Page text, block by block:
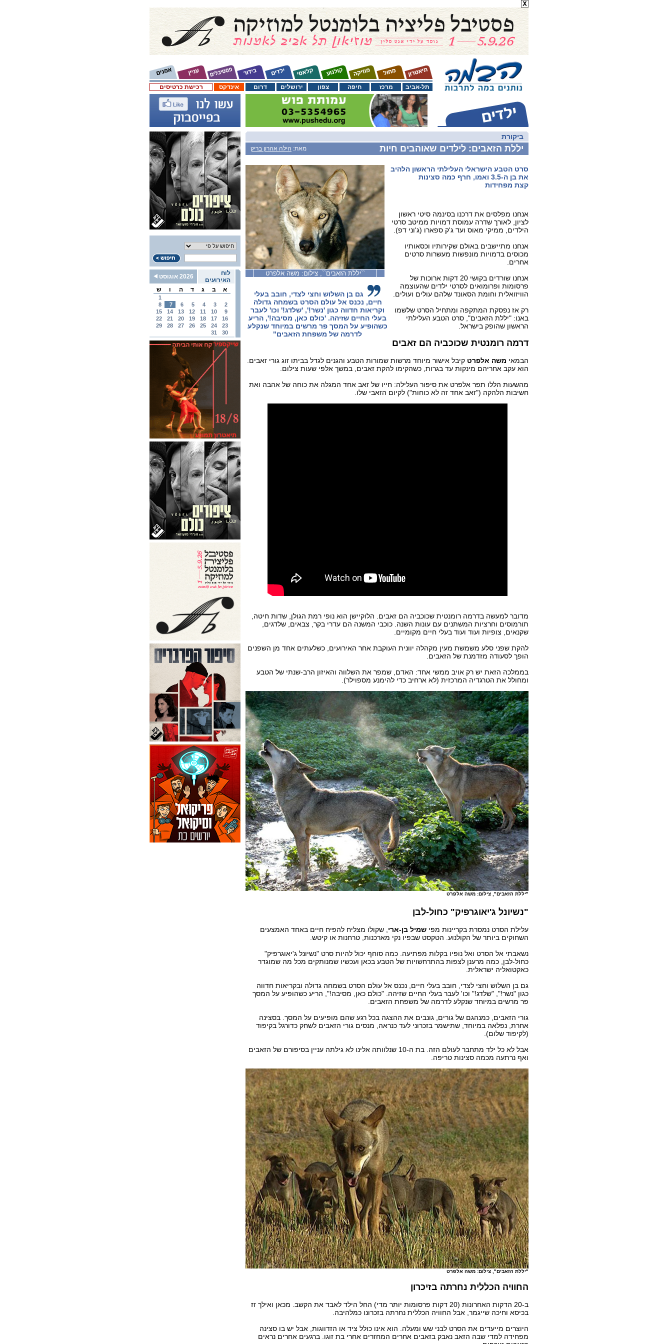
רכישת כרטיסים אינדקס דרום ירושלים צפון חיפה מרכז תל-אביב
לוח
האירועים
2026 אוגוסט
א
ב ג ד ה ו ש
1
2
3
4
5
6
7
8
9
10
11
12
13
14
15
16
17
18
19
20
21
22
23
24
25
26
27
28
29
30
31
ביקורת
מאת: הילה אהרון בריק יללת הזאבים: לילדים שאוהבים חיות
``יללת הזאבים``, צילום: משה אלפרט
גם בן השלוש וחצי לצדי, חובב בעלי
חיים, נכנס אל עולם הסרט בשמחה גדולה
וקריאות חדווה כגון 'נשר!', 'שלדג!' וכו' לעבר
בעלי החיים שזיהה. 'כולם כאן, מסיבה!', הריע
כשהופיע על המסך פר מרשים במיוחד שנקלע
לדרמה של משפחת הזאבים"
סרט הטבע הישראלי העלילתי הראשון הלהיב
את בן ה-3.5 ואמו, חרף כמה סצינות
קצת מפחידות
אנחנו מפלסים את דרכנו בסינמה סיטי ראשון
לציון, לאורך שדרה עמוסת דמויות ממיטב סרטי
הילדים, ממיקי מאוס ועד ג'ק ספארו (ג'וני דפ).
אנחנו מתיישבים באולם שקירותיו וכסאותיו
מכוסים בדמויות מונפשות מעשרות סרטים
אחרים.
אנחנו שורדים בקושי 20 דקות ארוכות של
פרסומות ופרומואים לסרטי ילדים שהעוצמה
הוויזואלית וחומת הסאונד שלהם עולים ועולים.
רק אז נפסקת המתקפה ומתחיל הסרט שלשמו
באנו: "יללת הזאבים", סרט הטבע העלילתי
הראשון שהופק בישראל.
דרמה רומנטית שכוכביה הם זאבים
הבמאי משה אלפרט קיבל אישור מיוחד מרשות שמורות הטבע והגנים לגדל בביתו זוג גורי זאבים.
הוא עקב אחריהם מינקות עד בגרות, כשהקימו להקת זאבים, במשך אלפי שעות צילום.
מהשעות הללו תפר אלפרט את סיפור העלילה: חייו של זאב אחד המגלה את כוחה של אהבה ואת
חשיבות הלהקה ("זאב אחד זה לא כוחות") לקיום הזאבי שלו.
מדובר למעשה בדרמה רומנטית שכוכביה הם זאבים. הלוקיישן הוא נופי רמת הגולן, שדות חיטה,
תורמוסים וחרציות המשתנים עם עונות השנה. כוכבי המשנה הם עדרי בקר, צבאים, שלדגים,
שקנאים, צופיות ועוד ועוד בעלי חיים מקומיים.
להקת שפני סלע משמשת מעין מקהלה יוונית העוקבת אחר האירועים, כשלעתים אחד מן השפנים
הופך לסעודה מזדמנת של הזאבים.
בממלכה הזאת יש רק אויב ממשי אחד: האדם, שמפר את השלווה והאיזון הרב-שנתי של הטבע
ומחולל את הטרגדיה המרכזית (לא ארחיב כדי להימנע מספוילר).
"יללת הזאבים", צילום: משה אלפרט
"נשיונל ג'יאוגרפיק" כחול-לבן
עלילת הסרט נמסרת בקריינות מפי שמיל בן-ארי , שקולו מצליח להפיח חיים באחד האמצעים
השחוקים ביותר של הקולנוע. הטקסט שבפיו נקי מארכנות, טרחנות או קיטש.
נשאבתי אל הסרט ואל נופיו בקלות מפתיעה. כמה סוחף יכול להיות סרט "נשיונל ג'יאוגרפיק"
כחול-לבן, כמה מרענן לצפות בהתרחשויות של הטבע בכאן ועכשיו שמנותקים מכל מה שמוגדר
כאקטואליה ישראלית.
גם בן השלוש וחצי לצדי, חובב בעלי חיים, נכנס אל עולם הסרט בשמחה גדולה ובקריאות חדווה
כגון "נשר!", "שלדג!" וכו' לעבר בעלי החיים שזיהה. "כולם כאן, מסיבה!", הריע כשהופיע על המסך
פר מרשים במיוחד שנקלע לדרמה של משפחת הזאבים.
גורי הזאבים, כמנהגם של גורים, גונבים את ההצגה בכל רגע שהם מופיעים על המסך. בסצינה
אחרת, נפלאה במיוחד, שתישמר בזכרוני לעד כנראה, מנסים גורי הזאבים לשחק כדורגל בקיפוד
(לקיפוד שלום).
אבל לא כל ילד מתחבר לעולם הזה. בת ה-10 שנלוותה אלינו לא גילתה עניין בסיפורם של הזאבים
ואף נרתעה מכמה סצינות טריפה.
"יללת הזאבים", צילום: משה אלפרט
החוויה הכללית נחרתה בזיכרון
ב-20 הדקות האחרונות (20 דקות פרסומות יותר מדי) החל הילד לאבד את הקשב. מכאן ואילך זז
בכיסא וחיכה שייגמר, אבל החוויה הכללית נחרתה בזכרונו כמלהיבה.
היוצרים מייעדים את הסרט לבני שש ומעלה. הוא אינו כולל ציד או הזדווגות, אבל יש בו סצינה
מפחידה למדי שבה הזאב נאבק בזאבים אחרים המחזרים אחרי בת זוגו. ברגעים אחרים נראים